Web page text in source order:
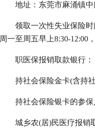
地址：东莞市麻涌镇
领取一次性失业保险
周一至周五早上8:30-12:00
职医保报销取款银行：
持社会保险金卡(含持
持社会保险银卡的参
城乡农(居)民医疗报销